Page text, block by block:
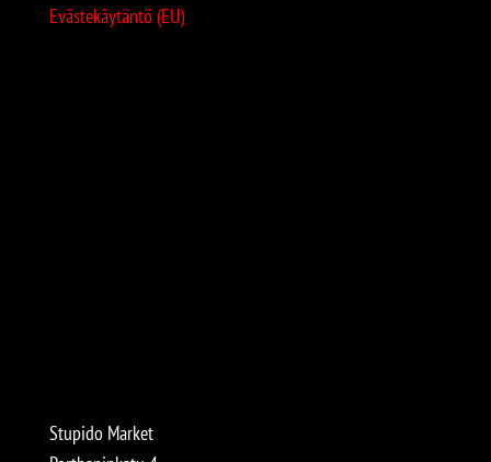
Evästekäytäntö (EU)
Stupido Market